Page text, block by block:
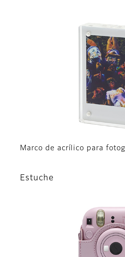
Marco de acrílico para
Estuche